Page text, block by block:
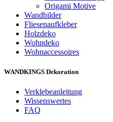
Origami Motive
Wandbilder
Fliesenaufkleber
Holzdeko
Wohndeko
Wohnaccessoires
WANDKINGS Dekoration
Verklebeanleitung
Wissenswertes
FAQ